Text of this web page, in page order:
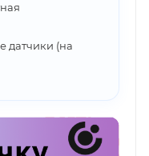
датчики (на